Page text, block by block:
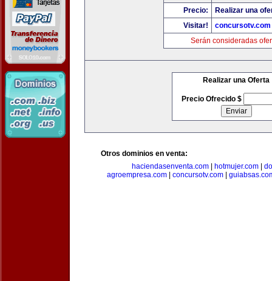
Precio:
Realizar una
Visitar!
concursotv.com
Serán consideradas
Realizar una Oferta
Precio Ofrecido $
Otros dominios en venta:
haciendasenventa.com| hotmujer.com|
agroempresa.com
concursotv.com